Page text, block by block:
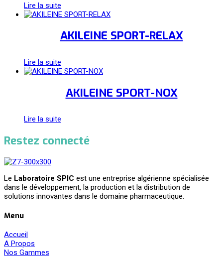
Lire la suite
AKILEINE SPORT-RELAX
Lire la suite
AKILEINE SPORT-NOX
Lire la suite
Restez connecté
Le Laboratoire SPIC est une entreprise algérienne spécialisée
dans le développement, la production et la distribution de
solutions innovantes dans le domaine pharmaceutique.
Menu
Accueil
A Propos
Nos Gammes